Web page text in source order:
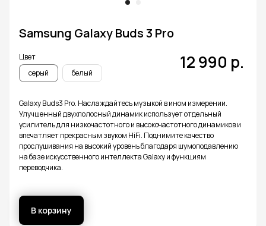
Samsung Galaxy Buds 3 Pro
12 990 р.
Цвет
серый
белый
Galaxy Buds3 Pro. Наслаждайтесь музыкой в ​​ином измерении.
Улучшенный двухполосный динамик использует отдельный
усилитель для низкочастотного и высокочастотного динамиков и
впечатляет прекрасным звуком HiFi. Поднимите качество
прослушивания на высокий уровень благодаря шумоподавлению
на базе искусственного интеллекта Galaxy и функциям
переводчика.
В корзину
iPhone Watch
Mac